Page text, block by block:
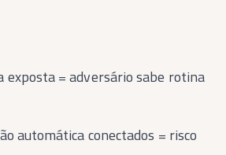
exposta = adversário sabe rotina
automática conectados = risco